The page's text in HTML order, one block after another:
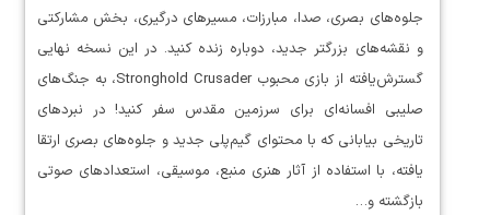
جلوه‌های بصری، صدا، مبارزات، مسیرهای درگیری، بخش مشارکتی
و نقشه‌های بزرگتر جدید، دوباره زنده کنید. در این نسخه نهایی
گسترش‌یافته از بازی محبوب Stronghold Crusader، به جنگ‌های
صلیبی افسانه‌ای برای سرزمین مقدس سفر کنید! در نبردهای
تاریخی بیابانی که با محتوای گیم‌پلی جدید و جلوه‌های بصری ارتقا
یافته، با استفاده از آثار هنری منبع، موسیقی، استعدادهای صوتی
بازگشته و…